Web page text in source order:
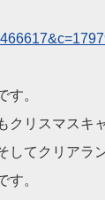
す。
クリスマスキ
してクリアラ
す。